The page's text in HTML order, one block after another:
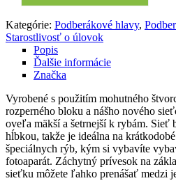
Kategórie: Podberákové hlavy,
Starostlivosť o úlovok
Popis
Ďalšie informácie
Značka
Vyrobené s použitím mohutného
rozperného bloku a nášho nového
oveľa mäkší a šetrnejší k rybám. Sieť
hĺbkou, takže je ideálna na
špeciálnych rýb, kým si vybavíte
fotoaparát. Záchytný prívesok na
sieťku môžete ľahko prenášať medzi